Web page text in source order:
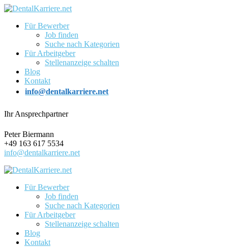
Für Bewerber
Job finden
Suche nach Kategorien
Für Arbeitgeber
Stellenanzeige schalten
Blog
Kontakt
info@dentalkarriere.net
Ihr Ansprechpartner
Peter Biermann
+49 163 617 5534
info@dentalkarriere.net
Für Bewerber
Job finden
Suche nach Kategorien
Für Arbeitgeber
Stellenanzeige schalten
Blog
Kontakt